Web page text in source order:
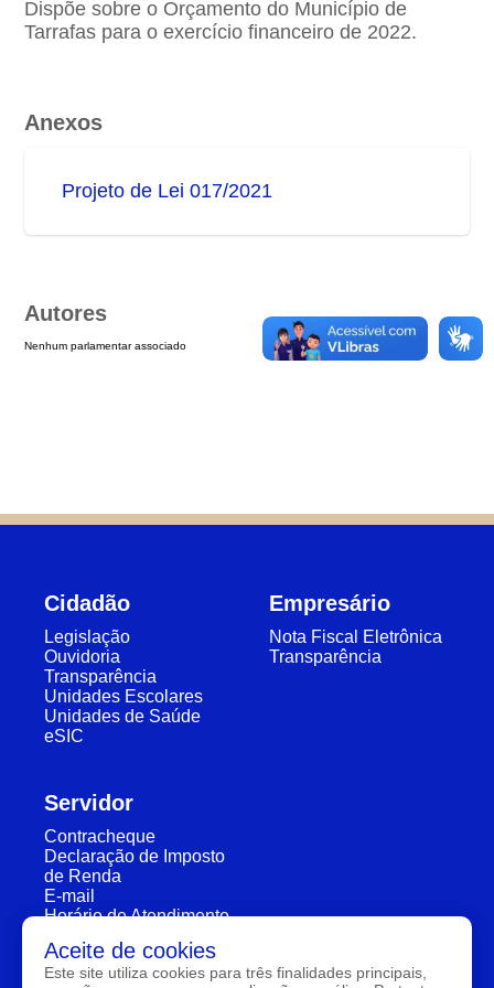
Dispõe sobre o Orçamento do Município de
Tarrafas para o exercício financeiro de 2022.
Anexos
Projeto de Lei 017/2021
Autores
Nenhum parlamentar associado
Cidadão
Legislação
Ouvidoria
Transparência
Unidades Escolares
Unidades de Saúde
eSIC
Empresário
Nota Fiscal Eletrônica
Transparência
Servidor
Contracheque
Declaração de Imposto
de Renda
E-mail
Horário de Atendimento
Aceite de cookies
Este site utiliza cookies para três finalidades principais,